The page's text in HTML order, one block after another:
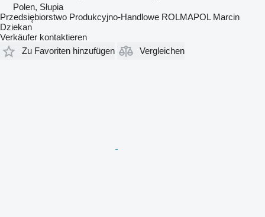
Polen, Słupia
Przedsiębiorstwo Produkcyjno-Handlowe ROLMAPOL Marcin
Dziekan
Verkäufer kontaktieren
Zu Favoriten hinzufügen
Vergleichen